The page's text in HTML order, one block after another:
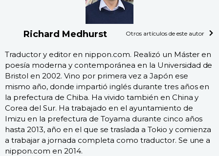
Richard Medhurst Otros artículos de este autor
Traductor y editor en nippon.com. Realizó un Máster en
poesía moderna y contemporánea en la Universidad de
Bristol en 2002. Vino por primera vez a Japón ese
mismo año, donde impartió inglés durante tres años en
la prefectura de Chiba. Ha vivido también en China y
Corea del Sur. Ha trabajado en el ayuntamiento de
Imizu en la prefectura de Toyama durante cinco años
hasta 2013, año en el que se traslada a Tokio y comienza
a trabajar a jornada completa como traductor. Se une a
nippon.com en 2014.